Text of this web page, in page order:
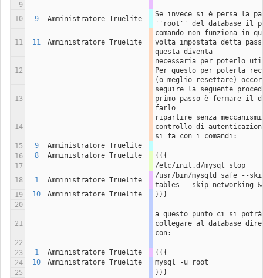
9
10
9 Amministratore Truelite
Se invece si è persa la
''root'' del database il
11 11 Amministratore Truelite
comando non funziona in
volta impostata detta
questa diventa
12
necessaria per poterlo
Per questo per poterla
(o meglio resettare)
13
seguire la seguente
primo passo è fermare il
farlo
14
ripartire senza
controllo di
si fa con i comandi:
15
9
Amministratore Truelite
16
8 Amministratore Truelite
{{{
17
/etc/init.d/mysql stop
18
1 Amministratore Truelite
/usr/bin/mysqld_safe --
tables --skip-networking &
19
10 Amministratore Truelite
}}}
20
21
a questo punto ci si potrà
collegare al database
con:
22
23
1 Amministratore Truelite
{{{
24
10 Amministratore Truelite
mysql -u root
25
}}}